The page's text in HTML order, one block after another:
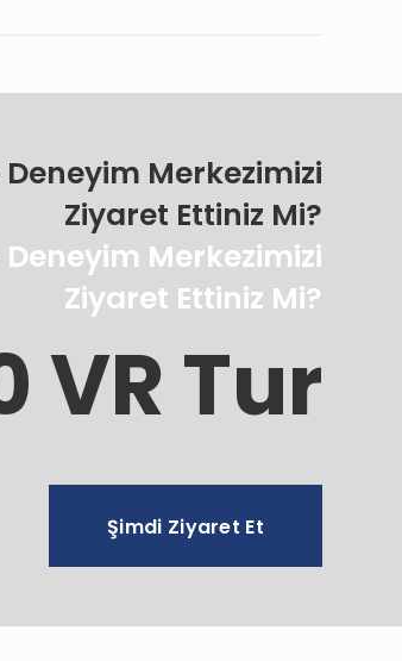
Merkezimizi
Ziyaret Ettiniz Mi?
Merkezimizi
Ziyaret Ettiniz Mi?
VR Tur
Şimdi Ziyaret Et